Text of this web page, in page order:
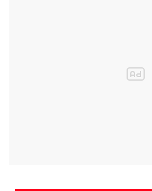
Vrána z Mendelu.
Znojmo 7, Vyškov 3,